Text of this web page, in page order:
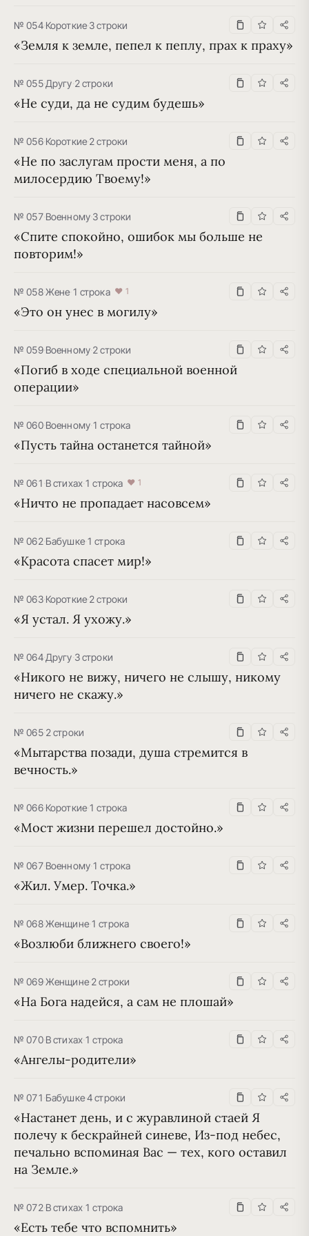
№ 054·Короткие·3 строки
«Земля к земле, пепел к пеплу, прах к праху»
№ 055·Другу·2 строки
«Не суди, да не судим будешь»
№ 056·Короткие·2 строки
«Не по заслугам прости меня, а по
милосердию Твоему!»
№ 057·Военному·3 строки
«Спите спокойно, ошибок мы больше не
повторим!»
№ 058·Жене·1 строка ♥ 1
«Это он унес в могилу»
№ 059·Военному·2 строки
«Погиб в ходе специальной военной
операции»
№ 060·Военному·1 строка
«Пусть тайна останется тайной»
№ 061·В стихах·1 строка ♥ 1
«Ничто не пропадает насовсем»
№ 062·Бабушке·1 строка
«Красота спасет мир!»
№ 063·Короткие·2 строки
«Я устал. Я ухожу.»
№ 064·Другу·3 строки
«Никого не вижу, ничего не слышу, никому
ничего не скажу.»
№ 065·2 строки
«Мытарства позади, душа стремится в
вечность.»
№ 066·Короткие·1 строка
«Мост жизни перешел достойно.»
№ 067·Военному·1 строка
«Жил. Умер. Точка.»
№ 068·Женщине·1 строка
«Возлюби ближнего своего!»
№ 069·Женщине·2 строки
«На Бога надейся, а сам не плошай»
№ 070·В стихах·1 строка
«Ангелы-родители»
№ 071·Бабушке·4 строки
«Настанет день, и с журавлиной стаей Я
полечу к бескрайней синеве, Из-под небес,
печально вспоминая Вас — тех, кого оставил
на Земле.»
№ 072·В стихах·1 строка
«Есть тебе что вспомнить»